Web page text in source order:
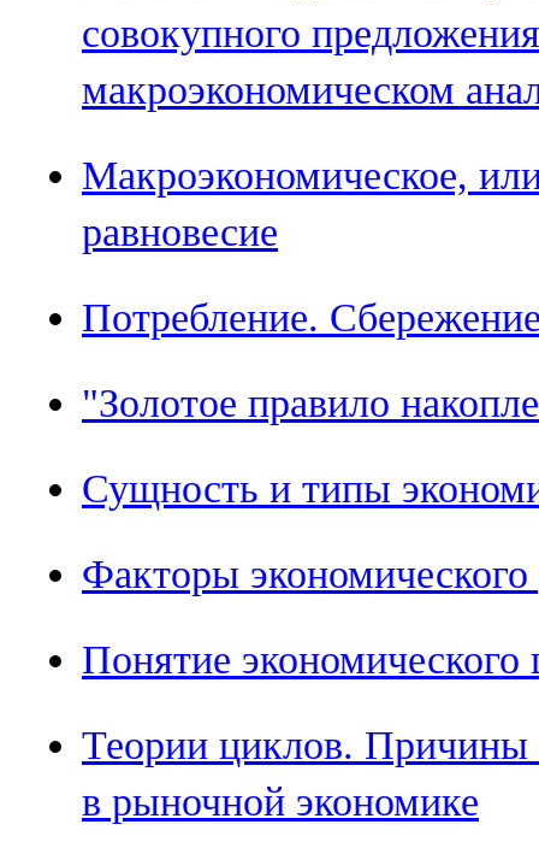
совокупного
макроэкономическом
Макроэкономическое,
равновесие
Потребление.
"Золотое правило
Сущность и типы
Факторы экономического
Понятие экономического
Теории циклов. Причины
в рыночной экономике